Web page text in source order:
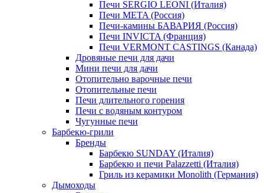
Печи SERGIO LEONI (Италия)
Печи META (Россия)
Печи-камины БАВАРИЯ (Россия)
Печи INVICTA (Франция)
Печи VERMONT CASTINGS (Канада)
Дровяные печи для дачи
Мини печи для дачи
Отопительно варочные печи
Отопительные печи
Печи длительного горения
Печи с водяным контуром
Чугунные печи
Барбекю-грили
Бренды
Барбекю SUNDAY (Италия)
Барбекю и печи Palazzetti (Италия)
Гриль из керамики Monolith (Германия)
Дымоходы